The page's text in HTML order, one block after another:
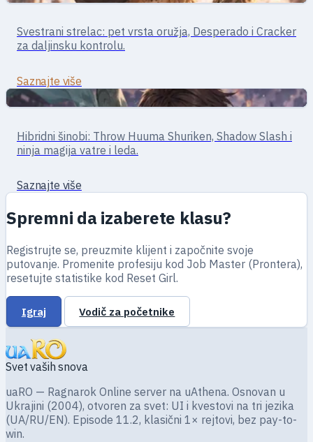
Gunslinger
Svestrani strelac: pet vrsta oružja, Desperado i Cracker
za daljinsku kontrolu.
Saznajte više
Dalekometni
Ninja
Hibridni šinobi: Throw Huuma Shuriken, Shadow Slash i
ninja magija vatre i leda.
Saznajte više
Spremni da izaberete klasu?
Registrujte se, preuzmite klijent i započnite svoje
putovanje. Promenite profesiju kod Job Master (Prontera),
resetujte statistike kod Reset Girl.
Igraj Vodič za početnike
Svet vaših snova
uaRO — Ragnarok Online server na uAthena. Osnovan u
Ukrajini (2004), otvoren za svet: UI i kvestovi na tri jezika
(UA/RU/EN). Episode 11.2, klasični 1× rejtovi, bez pay-to-
win.